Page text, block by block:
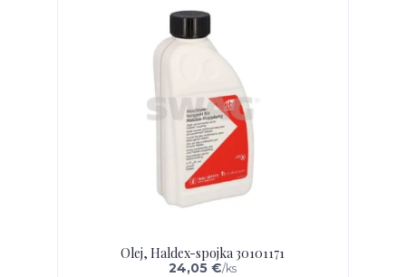
Olej, Haldex-spojka 30101171
24,05 €/ks